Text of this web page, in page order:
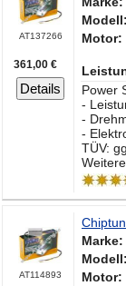
AT137266
361,00 €
Details
Modell:
Motor:
Power
-
-
-
TÜV:
AT114893
Marke:
Modell:
Motor: